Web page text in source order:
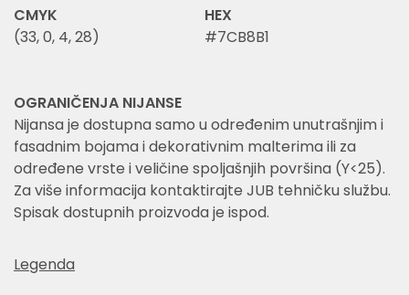
CMYK
(33, 0, 4, 28)
HEX
#7CB8B1
OGRANIČENJA NIJANSE
Nijansa je dostupna samo u određenim unutrašnjim i
fasadnim bojama i dekorativnim malterima ili za
određene vrste i veličine spoljašnjih površina (Y<25).
Za više informacija kontaktirajte JUB tehničku službu.
Spisak dostupnih proizvoda je ispod.
Legenda